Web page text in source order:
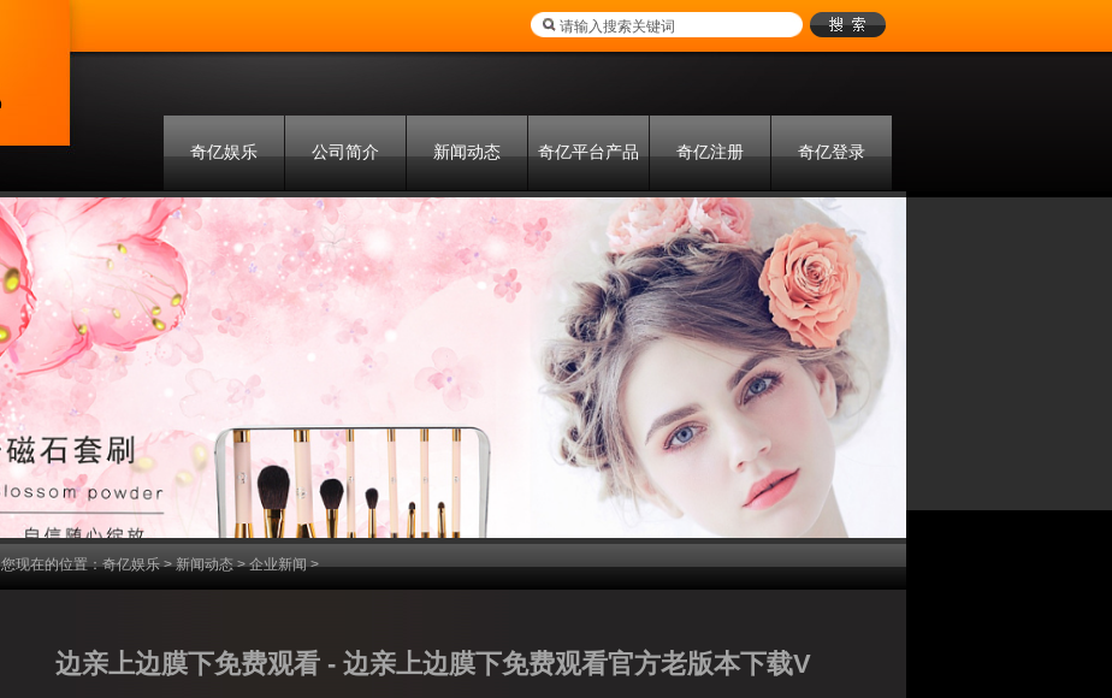
奇亿娱乐 公司简介 新闻动态 奇亿平台产品 奇亿注册 奇亿登录
联系方式
边亲上边膜下免费观看 - 边亲上边膜下免费观看官方老版本下载V
您现在的位置：奇亿娱乐>新闻动态>企业新闻>